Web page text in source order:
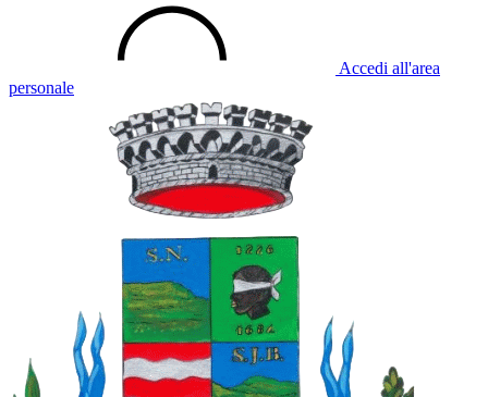
Accedi all'area
personale